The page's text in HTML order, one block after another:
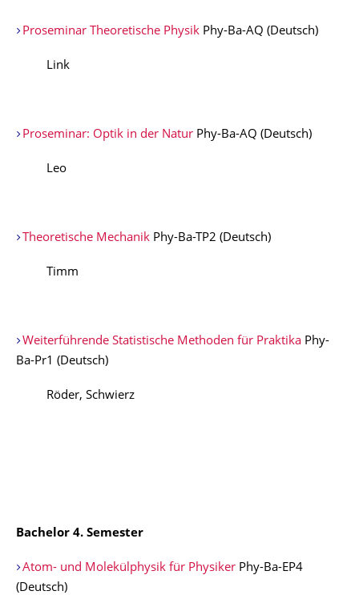
Proseminar Theoretische Physik Phy-Ba-AQ (Deutsch)
Link
Proseminar: Optik in der Natur Phy-Ba-AQ (Deutsch)
Leo
Theoretische Mechanik Phy-Ba-TP2 (Deutsch)
Timm
Weiterführende Statistische Methoden für Praktika Phy-
Ba-Pr1 (Deutsch)
Röder, Schwierz
Bachelor 4. Semester
Atom- und Molekülphysik für Physiker Phy-Ba-EP4
(Deutsch)